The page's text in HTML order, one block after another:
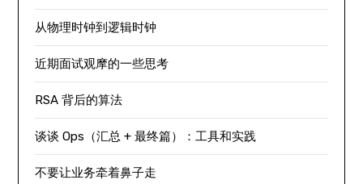
从物理时钟到逻辑时钟
近期面试观摩的一些思考
RSA 背后的算法
谈谈 Ops（汇总 + 最终篇）：工具和实践
不要让业务牵着鼻子走